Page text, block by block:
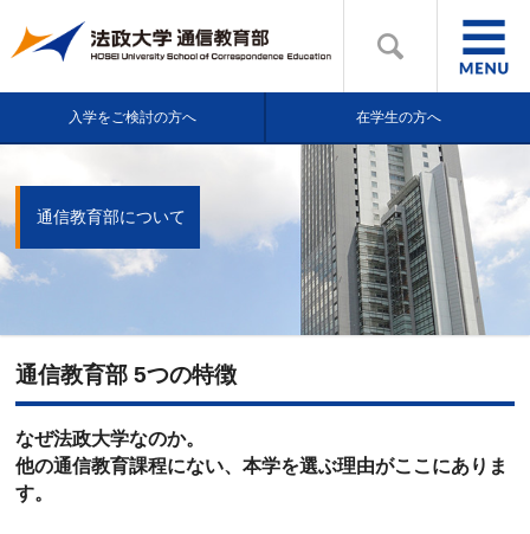
入学をご検討の方へ 在学生の方へ
通信教育部について
通信教育部 5つの特徴
なぜ法政大学なのか。
他の通信教育課程にない、本学を選ぶ理由がここにありま
す。